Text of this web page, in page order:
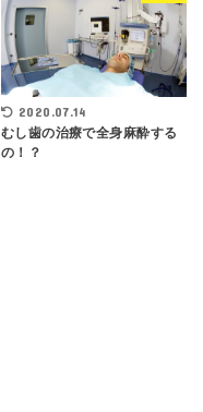
2020.07.14
むし歯の治療で全身麻酔する
の！？